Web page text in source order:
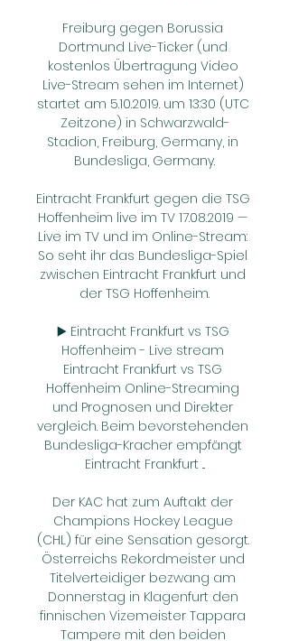
Freiburg gegen Borussia
Dortmund Live-Ticker (und
kostenlos Übertragung Video
Live-Stream sehen im Internet)
startet am 5.10.2019. um 13:30 (UTC
Zeitzone) in Schwarzwald-
Stadion, Freiburg, Germany, in
Bundesliga, Germany.
Eintracht Frankfurt gegen die TSG
Hoffenheim live im TV 17.08.2019 —
Live im TV und im Online-Stream:
So seht ihr das Bundesliga-Spiel
zwischen Eintracht Frankfurt und
der TSG Hoffenheim.
▶️ Eintracht Frankfurt vs TSG
Hoffenheim - Live stream
Eintracht Frankfurt vs TSG
Hoffenheim Online-Streaming
und Prognosen und Direkter
vergleich. Beim bevorstehenden
Bundesliga-Kracher empfängt
Eintracht Frankfurt ...
Der KAC hat zum Auftakt der
Champions Hockey League
(CHL) für eine Sensation gesorgt.
Österreichs Rekordmeister und
Titelverteidiger bezwang am
Donnerstag in Klagenfurt den
finnischen Vizemeister Tappara
Tampere mit den beiden